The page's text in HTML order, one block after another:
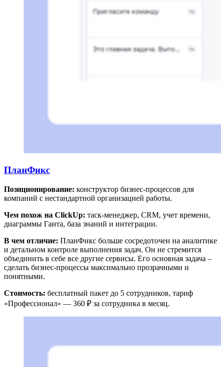
ПланФикс
Позиционирование: конструктор бизнес-процессов для
компаний с нестандартной организацией работы.
Чем похож на ClickUp: таск-менеджер, CRM, учет времени,
диаграммы Ганта, база знаний и интеграции.
В чем отличие: ПланФикс больше сосредоточен на аналитике
и детальном контроле выполнения задач. Он не стремится
объединить в себе все другие сервисы. Его основная задача –
сделать бизнес-процессы максимально прозрачными и
понятными.
Стоимость: бесплатный пакет до 5 сотрудников, тариф
«Профессионал» — 360 ₽ за сотрудника в месяц.